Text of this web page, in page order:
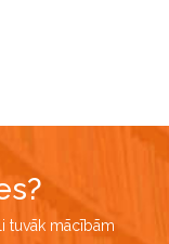
tuvāk mācībām